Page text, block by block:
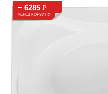
− 6285₽
ЧЕРЕЗ КОРЗИНУ